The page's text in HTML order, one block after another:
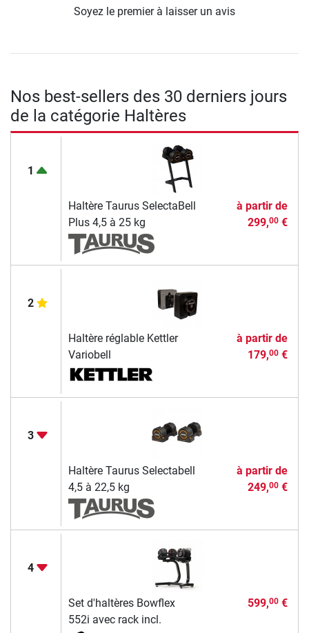
Soyez le premier à laisser un avis
Nos best-sellers des 30 derniers jours
de la catégorie Haltères
1
Haltère Taurus SelectaBell
Plus 4,5 à 25 kg
à partir de
299,00€
2
Haltère réglable Kettler
Variobell
à partir de
179,00€
3
Haltère Taurus Selectabell
4,5 à 22,5 kg
à partir de
249,00€
4
Set d'haltères Bowflex
552i avec rack incl.
599,00€